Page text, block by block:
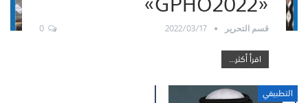
قسم التحرير 2022/03/17
0
اقرأ أكثر...
التطبيقي